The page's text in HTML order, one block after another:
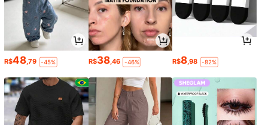
R$48,79 -45% R$38,46 -46% R$8,98 -82%